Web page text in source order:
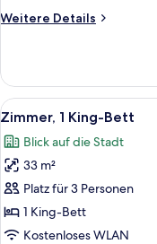
Weitere Details
Weitere
Zimmer,
1 King-
Bett
Alle
Fotos
für
Zimmer,
1 King-
Bett
anzeigen
5
Zimmer, 1 King-Bett
Blick auf die Stadt
33 m²
Platz für 3 Personen
1 King-Bett
Kostenloses WLAN